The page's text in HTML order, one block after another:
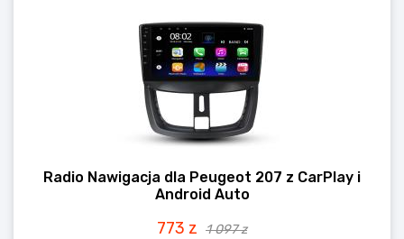
Radio Nawigacja dla Peugeot 207 z CarPlay i
Android Auto
773 z 1 097 z